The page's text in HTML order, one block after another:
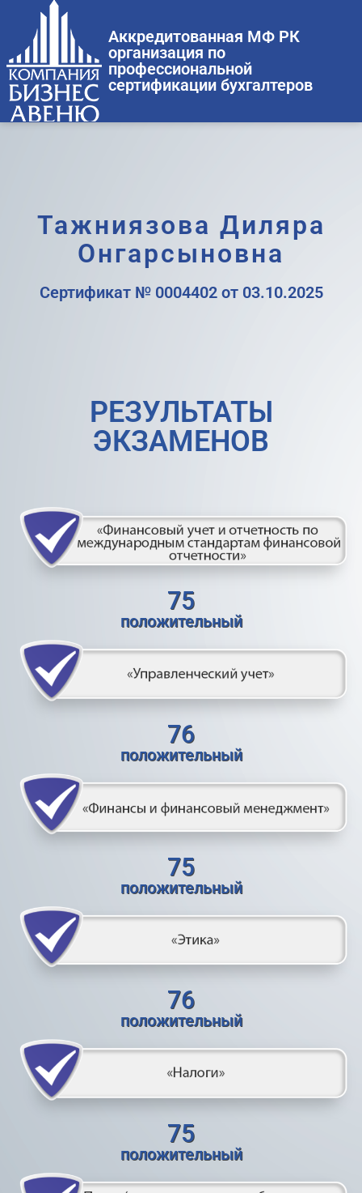
Аккредитованная МФ РК
организация по
профессиональной
сертификации бухгалтеров
Тажниязова Диляра
Онгарсыновна
Сертификат № 0004402 от 03.10.2025
РЕЗУЛЬТАТЫ
ЭКЗАМЕНОВ
75
положительный
76
положительный
75
положительный
76
положительный
75
положительный